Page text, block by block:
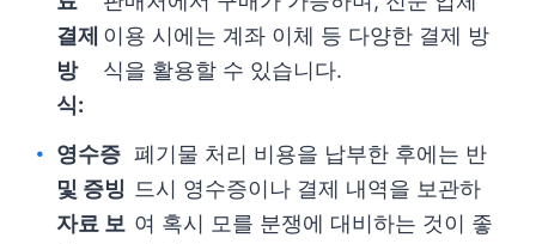
결제
방
식:
이용 시에는 계좌 이체 등 다양한 결제 방
식을 활용할 수 있습니다.
영수증
및 증빙
자료 보
폐기물 처리 비용을 납부한 후에는 반
드시 영수증이나 결제 내역을 보관하
여 혹시 모를 분쟁에 대비하는 것이 좋